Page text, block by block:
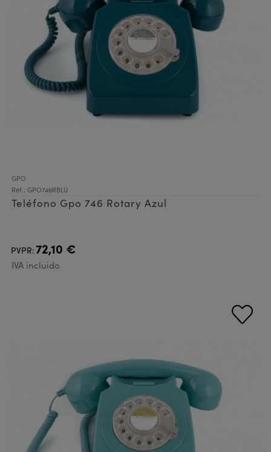
GPO
Ref.: GPO746RBLU
Teléfono Gpo 746 Rotary Azul
PVPR:72,10 €
IVA incluido